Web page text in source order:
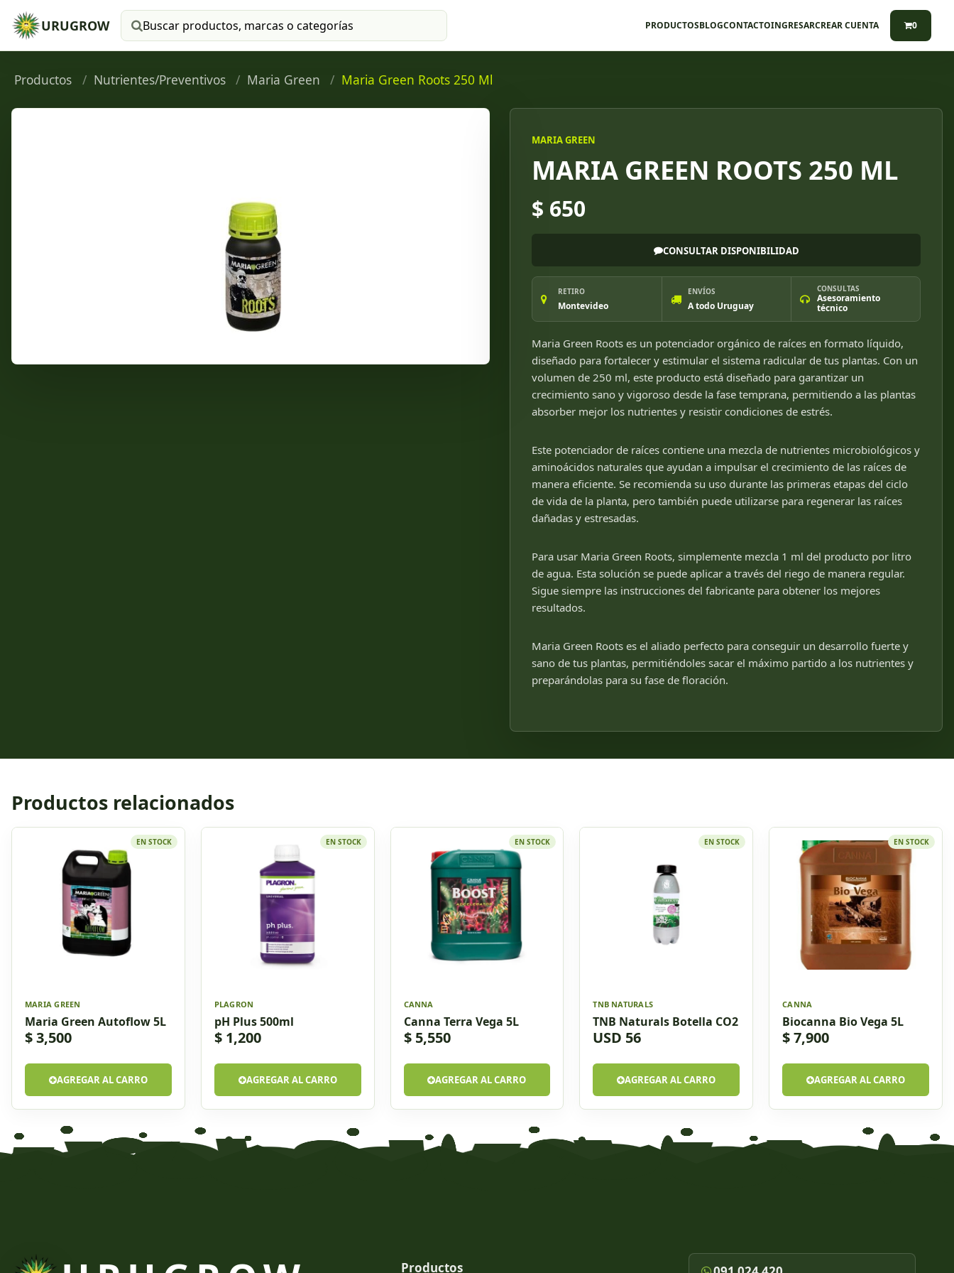
URUGROW Buscar productos PRODUCTOSBLOGCONTACTOINGRESARCREAR CUENTA 0
Productos Nutrientes/Preventivos Maria Green Maria Green Roots 250 Ml
MARIA GREEN
MARIA GREEN ROOTS 250 ML
$ 650
CONSULTAR DISPONIBILIDAD
RETIRO
Montevideo
ENVÍOS
A todo Uruguay
CONSULTAS
Asesoramiento
técnico
Maria Green Roots es un potenciador orgánico de raíces en formato líquido,
diseñado para fortalecer y estimular el sistema radicular de tus plantas. Con un
volumen de 250 ml, este producto está diseñado para garantizar un
crecimiento sano y vigoroso desde la fase temprana, permitiendo a las plantas
absorber mejor los nutrientes y resistir condiciones de estrés.
Este potenciador de raíces contiene una mezcla de nutrientes microbiológicos y
aminoácidos naturales que ayudan a impulsar el crecimiento de las raíces de
manera eficiente. Se recomienda su uso durante las primeras etapas del ciclo
de vida de la planta, pero también puede utilizarse para regenerar las raíces
dañadas y estresadas.
Para usar Maria Green Roots, simplemente mezcla 1 ml del producto por litro
de agua. Esta solución se puede aplicar a través del riego de manera regular.
Sigue siempre las instrucciones del fabricante para obtener los mejores
resultados.
Maria Green Roots es el aliado perfecto para conseguir un desarrollo fuerte y
sano de tus plantas, permitiéndoles sacar el máximo partido a los nutrientes y
preparándolas para su fase de floración.
Productos relacionados
EN STOCK
MARIA GREEN
Maria Green Autoflow 5L
$ 3,500
AGREGAR AL CARRO
EN STOCK
PLAGRON
pH Plus 500ml
$ 1,200
AGREGAR AL CARRO
EN STOCK
CANNA
Canna Terra Vega 5L
$ 5,550
AGREGAR AL CARRO
EN STOCK
TNB NATURALS
TNB Naturals Botella CO2
USD 56
AGREGAR AL CARRO
EN STOCK
CANNA
Biocanna Bio Vega 5L
$ 7,900
AGREGAR AL CARRO
Productos